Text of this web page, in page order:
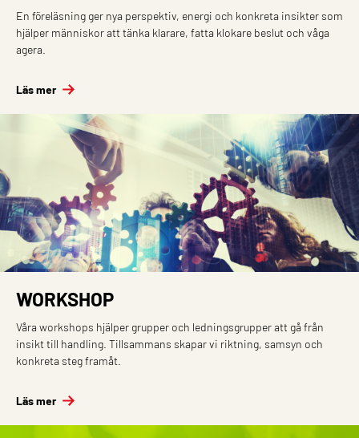
En föreläsning ger nya perspektiv, energi och konkreta insikter som
hjälper människor att tänka klarare, fatta klokare beslut och våga
agera.
Läs mer
WORKSHOP
Våra workshops hjälper grupper och ledningsgrupper att gå från
insikt till handling. Tillsammans skapar vi riktning, samsyn och
konkreta steg framåt.
Läs mer